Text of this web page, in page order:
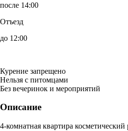
после 14:00
Отъезд
до 12:00
Курение запрещено
Нельзя с питомцами
Без вечеринок и мероприятий
Описание
4-комнатная квартира